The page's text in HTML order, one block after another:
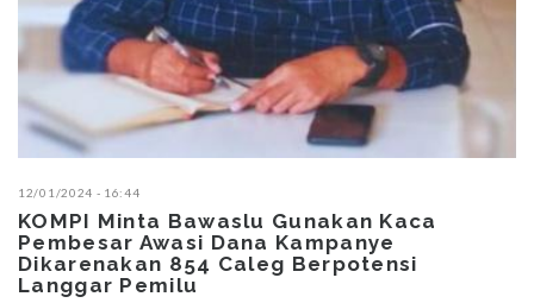
12/01/2024 - 16:44
KOMPI Minta Bawaslu Gunakan Kaca
Pembesar Awasi Dana Kampanye
Dikarenakan 854 Caleg Berpotensi
Langgar Pemilu